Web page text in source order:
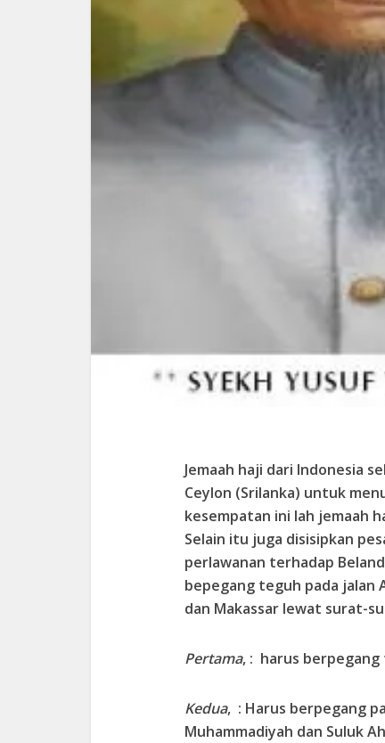
Jemaah haji dari Indonesia
Ceylon (Srilanka) untuk
kesempatan ini lah jemaah
Selain itu juga disisipkan
perlawanan terhadap
bepegang teguh pada jalan
dan Makassar lewat surat-
Pertama, : harus berpegang
Kedua, : Harus berpegang
Muhammadiyah dan Suluk